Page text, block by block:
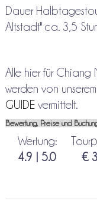
Dauer
Altstadt" ca. 3,5
Alle hier für Chiang
werden von
GUIDEvermittelt.
Bewertung, Preise und
Wertung:
4.9 | 5.0
€